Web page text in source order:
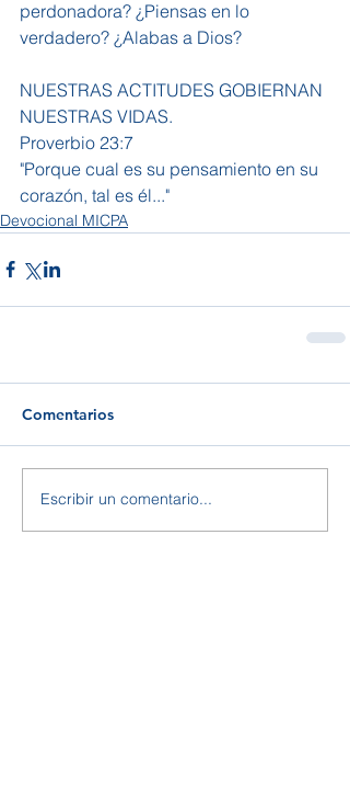
perdonadora? ¿Piensas en lo
verdadero? ¿Alabas a Dios?
NUESTRAS ACTITUDES GOBIERNAN
NUESTRAS VIDAS.
Proverbio 23:7
"Porque cual es su pensamiento en su
corazón, tal es él..."
Devocional MICPA
Comentarios
Escribir un comentario...